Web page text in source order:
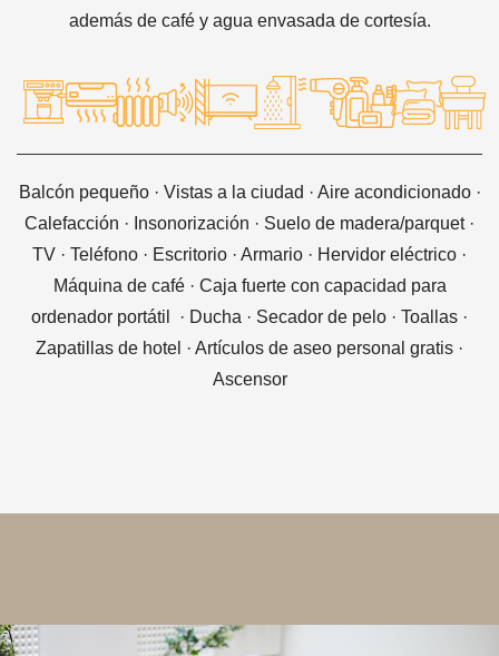
además de café y agua envasada de cortesía.
Balcón pequeño · Vistas a la ciudad · Aire acondicionado ·
Calefacción · Insonorización · Suelo de madera/parquet ·
TV · Teléfono · Escritorio · Armario · Hervidor eléctrico ·
Máquina de café · Caja fuerte con capacidad para
ordenador portátil · Ducha · Secador de pelo · Toallas ·
Zapatillas de hotel · Artículos de aseo personal gratis ·
Ascensor